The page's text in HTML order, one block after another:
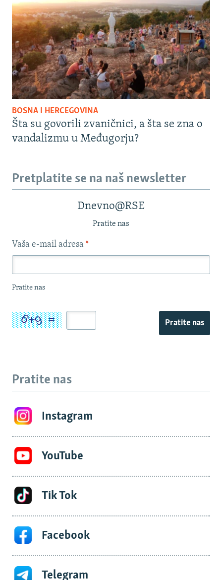
BOSNA I HERCEGOVINA
Šta su govorili zvaničnici, a šta se zna o
vandalizmu u Međugorju?
Pretplatite se na naš newsletter
Dnevno@RSE
Pratite nas
Vaša e-mail adresa *
Pratite nas
Pratite nas
Pratite nas
Instagram
YouTube
Tik Tok
Facebook
Telegram